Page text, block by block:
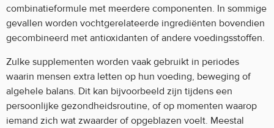
combinatieformule met meerdere componenten. In sommige
gevallen worden vochtgerelateerde ingrediënten bovendien
gecombineerd met antioxidanten of andere voedingsstoffen.
Zulke supplementen worden vaak gebruikt in periodes
waarin mensen extra letten op hun voeding, beweging of
algehele balans. Dit kan bijvoorbeeld zijn tijdens een
persoonlijke gezondheidsroutine, of op momenten waarop
iemand zich wat zwaarder of opgeblazen voelt. Meestal